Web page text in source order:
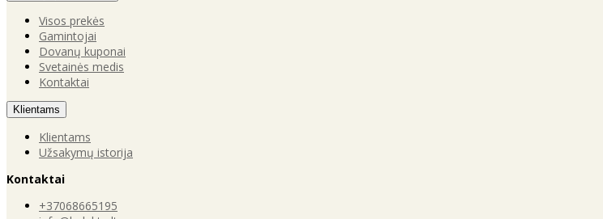
Visos prekės
Gamintojai
Dovanų kuponai
Svetainės medis
Kontaktai
Klientams
Klientams
Užsakymų istorija
Kontaktai
+37068665195